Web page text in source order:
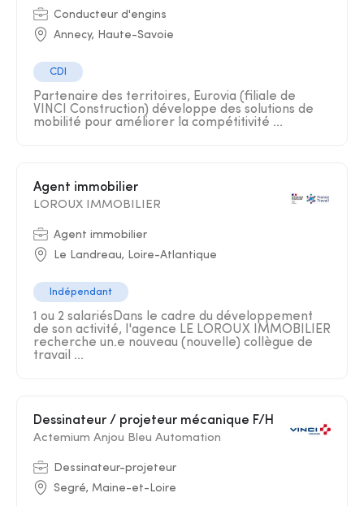
Conducteur d'engins
Annecy, Haute-Savoie
CDI
Partenaire des territoires, Eurovia (filiale de
VINCI Construction) développe des solutions de
mobilité pour améliorer la compétitivité ...
Agent immobilier
LOROUX IMMOBILIER
Agent immobilier
Le Landreau, Loire-Atlantique
Indépendant
1 ou 2 salariésDans le cadre du développement
de son activité, l'agence LE LOROUX IMMOBILIER
recherche un.e nouveau (nouvelle) collègue de
travail ...
Dessinateur / projeteur mécanique F/H
Actemium Anjou Bleu Automation
Dessinateur-projeteur
Segré, Maine-et-Loire